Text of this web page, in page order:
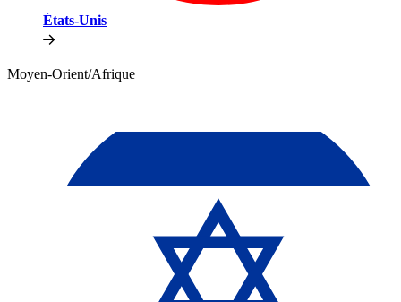
États-Unis​​
Moyen-Orient/Afrique​​